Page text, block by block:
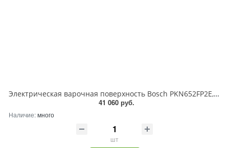
Электрическая варочная поверхность Bosch PKN652FP2E, 4 конфорки, с зоной расширения, стеклокерамика, 8300 Вт
41 060 руб.
Наличие:много
шт